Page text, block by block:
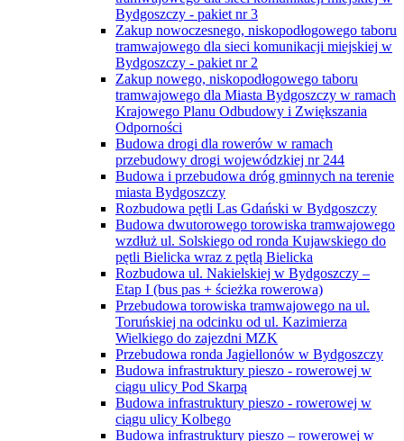
Bydgoszczy - pakiet nr 3
Zakup nowoczesnego, niskopodłogowego taboru
tramwajowego dla sieci komunikacji miejskiej w
Bydgoszczy - pakiet nr 2
Zakup nowego, niskopodłogowego taboru
tramwajowego dla Miasta Bydgoszczy w ramach
Krajowego Planu Odbudowy i Zwiększania
Odporności
Budowa drogi dla rowerów w ramach
przebudowy drogi wojewódzkiej nr 244
Budowa i przebudowa dróg gminnych na terenie
miasta Bydgoszczy
Rozbudowa pętli Las Gdański w Bydgoszczy
Budowa dwutorowego torowiska tramwajowego
wzdłuż ul. Solskiego od ronda Kujawskiego do
pętli Bielicka wraz z pętlą Bielicka
Rozbudowa ul. Nakielskiej w Bydgoszczy –
Etap I (bus pas + ścieżka rowerowa)
Przebudowa torowiska tramwajowego na ul.
Toruńskiej na odcinku od ul. Kazimierza
Wielkiego do zajezdni MZK
Przebudowa ronda Jagiellonów w Bydgoszczy
Budowa infrastruktury pieszo - rowerowej w
ciągu ulicy Pod Skarpą
Budowa infrastruktury pieszo - rowerowej w
ciągu ulicy Kolbego
Budowa infrastruktury pieszo – rowerowej w